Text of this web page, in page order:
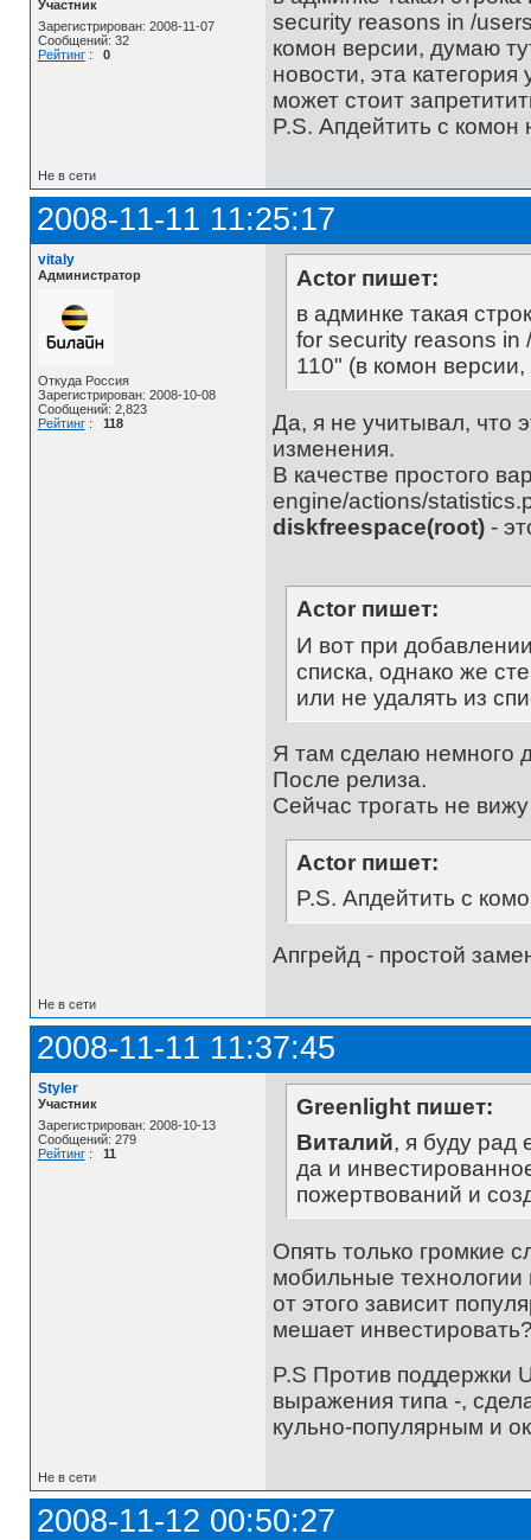
Участник
Зарегистрирован: 2008-11-07
Сообщений: 32
Рейтинг: 0
security reasons in /
комон версии, думаю
новости, эта
может стоит
P.S. Апдейтить с комон
Не в сети
2008-11-11 11:25:17
vitaly
Администратор
Откуда Россия
Зарегистрирован: 2008-10-08
Сообщений: 2,823
Рейтинг: 118
Actor пишет:
в админке такая
for security reasons in
110" (в комон
Да, я не учитывал, что
изменения.
В качестве простого
engine/actions/
diskfreespace(root)-
Actor пишет:
И вот при
списка, однако же
или не удалять из
Я там сделаю немного
После релиза.
Сейчас трогать не
Actor пишет:
P.S. Апдейтить с
Апгрейд - простой
Не в сети
2008-11-11 11:37:45
Styler
Участник
Зарегистрирован: 2008-10-13
Сообщений: 279
Рейтинг: 11
Greenlight пишет:
Виталий, я буду рад
да и
пожертвований и
Опять только громкие
мобильные технологии
от этого зависит
мешает
P.S Против поддержки
выражения типа -,
кульно-популярным и
Не в сети
2008-11-12 00:50:27